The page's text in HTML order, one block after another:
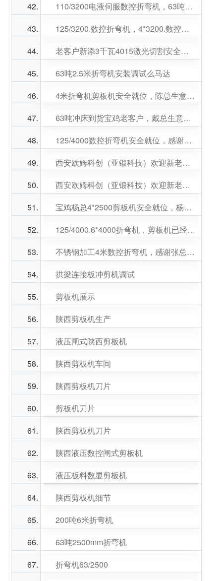
110/3200电液伺服数控折弯机，63吨冲床安全就位，陈总生意兴隆！
125/3200.数控折弯机，4*3200.数控剪板机，安全就位，调试培训。老板生意兴隆！
老客户新添3千瓦4015激光切割安全就位，徐总，贾总生意兴隆！
63吨2.5米折弯机安装调试么马达
4米折弯机剪板机安全就位，陈总生意兴隆！
63吨冲床到货宝鸡老客户，戴总生意兴隆！
125/4000数控折弯机安全就位，感谢刘总对我们的支持
西安欧姆科创（亚锻科技）欢迎新老客户光临指导
西安欧姆科创（亚锻科技）欢迎新老客户光临指导?
宝鸡杨总4*2500剪板机安全就位，杨总生意兴隆
125/4000.6*4000折弯机，剪板机已经安全到位?
不锈钢加工4米数控折弯机，感谢张总信任，张总生意兴隆！
拱梁连接板冲剪机调试
剪板机展示
陕西剪板机生产
液压闸式陕西剪板机
陕西剪板机车间
陕西剪板机刀片
剪板机刀片
陕西剪板机刀片
陕西液压数控闸式剪板机
液压板料数显剪板机
陕西剪板机细节
200吨6米折弯机
63吨2500mm折弯机
折弯机63/2500